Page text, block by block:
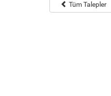
Tüm Talepler